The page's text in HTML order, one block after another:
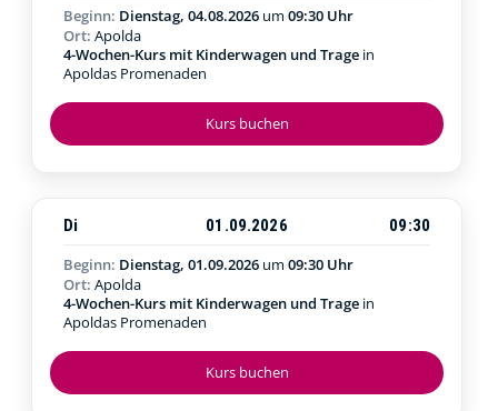
Kurs buchen
Beginn: Dienstag, 04.08.2026 um 09:30 Uhr
Ort: Apolda
4-Wochen-Kurs mit Kinderwagen und Trage in
Apoldas Promenaden
Kurs buchen
Di 01.09.2026
09:30
Beginn: Dienstag, 01.09.2026 um 09:30 Uhr
Ort: Apolda
4-Wochen-Kurs mit Kinderwagen und Trage in
Apoldas Promenaden